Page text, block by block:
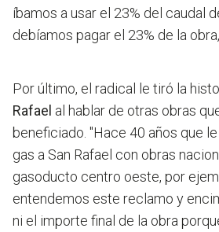
íbamos a usar el 23% del caudal
debíamos pagar el 23% de la
Por último, el radical le tiró la
Rafael al hablar de otras obras
beneficiado. "Hace 40 años que
gas a San Rafael con obras
gasoducto centro oeste, por
entendemos este reclamo y
ni el importe final de la obra